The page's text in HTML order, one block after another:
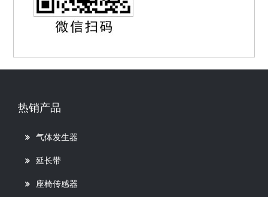
热销产品
气体发生器
延长带
座椅传感器